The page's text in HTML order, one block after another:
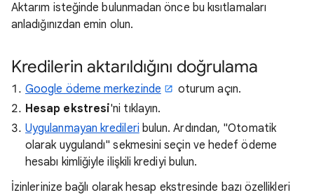
Aktarım isteğinde bulunmadan önce bu kısıtlamaları
anladığınızdan emin olun.
Kredilerin aktarıldığını doğrulama
Google ödeme merkezinde
oturum açın.
Hesap ekstresi'ni tıklayın.
Uygulanmayan kredileri bulun. Ardından, "Otomatik
olarak uygulandı" sekmesini seçin ve hedef ödeme
hesabı kimliğiyle ilişkili krediyi bulun.
İzinlerinize bağlı olarak hesap ekstresinde bazı özellikleri